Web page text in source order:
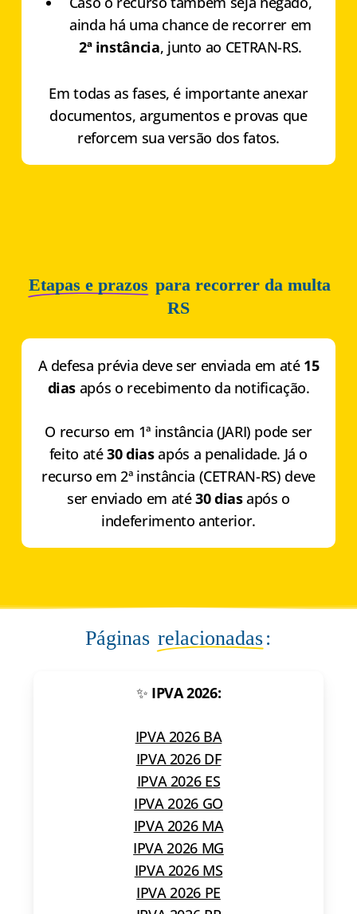
ainda há uma chance de recorrer em
2ª instância, junto ao CETRAN-RS.
Em todas as fases, é importante anexar
documentos, argumentos e provas que
reforcem sua versão dos fatos.
Etapas e prazos para recorrer da multa
RS
A defesa prévia deve ser enviada em até 15
dias após o recebimento da notificação.
O recurso em 1ª instância (JARI) pode ser
feito até30 diasapós a penalidade. Já o
recurso em 2ª instância (CETRAN-RS) deve
ser enviado em até30 diasapós o
indeferimento anterior.
Páginas relacionadas:
✨ IPVA 2026:
IPVA 2026 BA
IPVA 2026 DF
IPVA 2026 ES
IPVA 2026 GO
IPVA 2026 MA
IPVA 2026 MG
IPVA 2026 MS
IPVA 2026 PE